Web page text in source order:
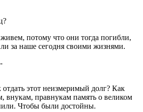
потому что они тогда погибли,
за наше сегодня своими жизнями.
этот неизмеримый долг? Как
внукам, правнукам память о великом
Чтобы были достойны.